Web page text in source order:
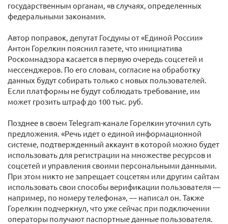
государственным органам, «в случаях, определенных
федеральными законами».
Автор поправок, депутат Госдумы от «Единой России»
Антон Горелкин пояснил газете, что инициатива
Роскомнадзора касается в первую очередь соцсетей и
мессенджеров. По его словам, согласие на обработку
данных будут собирать только с новых пользователей.
Если платформы не будут соблюдать требование, им
может грозить штраф до 100 тыс. руб.
Позднее в своем Telegram-канале Горелкин уточнил суть
предложения. «Речь идет о единой информационной
системе, подтвержденный аккаунт в которой можно будет
использовать для регистрации на множестве ресурсов и
соцсетей и управления своими персональными данными.
При этом никто не запрещает соцсетям или другим сайтам
использовать свои способы верификации пользователя —
например, по номеру телефона», — написал он. Также
Горелкин подчеркнул, что уже сейчас при подключении
операторы получают паспортные данные пользователя.